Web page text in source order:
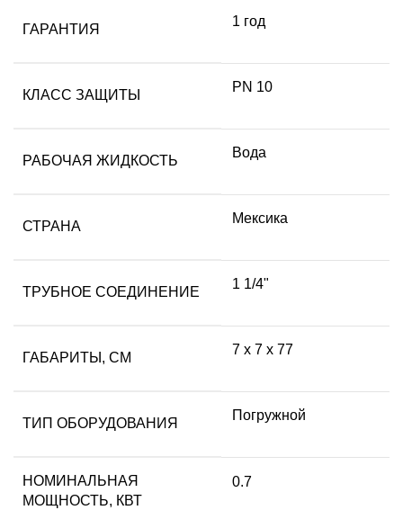
ГАРАНТИЯ
1 год
КЛАСС ЗАЩИТЫ
PN 10
РАБОЧАЯ ЖИДКОСТЬ
Вода
СТРАНА
Мексика
ТРУБНОЕ СОЕДИНЕНИЕ
1 1/4"
ГАБАРИТЫ, СМ
7 x 7 x 77
ТИП ОБОРУДОВАНИЯ
Погружной
НОМИНАЛЬНАЯ
МОЩНОСТЬ, КВТ
0.7